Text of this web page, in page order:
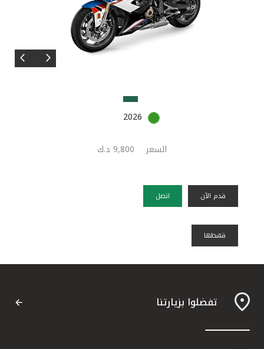
2026
السعر
قدم الآن اتصل
قسًطها
تفضلوا بزيارتنا